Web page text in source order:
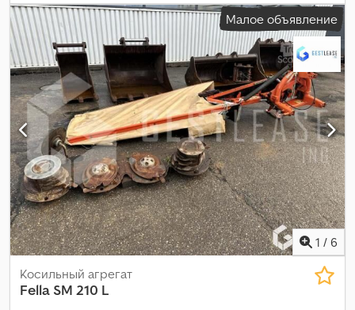
Малое объявление
1 / 6
Косильный агрегат
Fella SM 210 L